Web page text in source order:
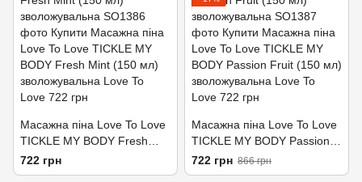
Масажна піна Love To Love
TICKLE MY BODY Fresh
Mint (150 мл)
зволожувальна
722 грн
Масажна піна Love To Love
TICKLE MY BODY Passion
Fruit (150 мл)
зволожувальна
722 грн 866 грн